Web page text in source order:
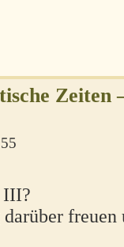
Zeiten
III?
freuen